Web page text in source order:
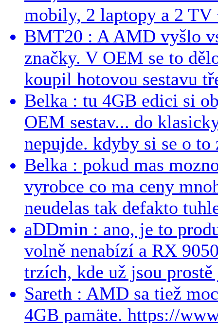
mobily, 2 laptopy a 2 TV
BMT20 : A AMD vyšlo
značky. V OEM se to
koupil hotovou sestavu
Belka : tu 4GB edici si
OEM sestav... do
nepujde. kdyby si se o
Belka : pokud mas
vyrobce co ma ceny
neudelas tak defakto
aDDmin : ano, je to
volně nenabízí a RX
trzích, kde už jsou
Sareth : AMD sa tiež
4GB pamäte. https://